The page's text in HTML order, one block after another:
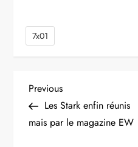
7x01
N
a
Previous
Post
Previous
Les Stark enfin réunis
mais par le magazine EW